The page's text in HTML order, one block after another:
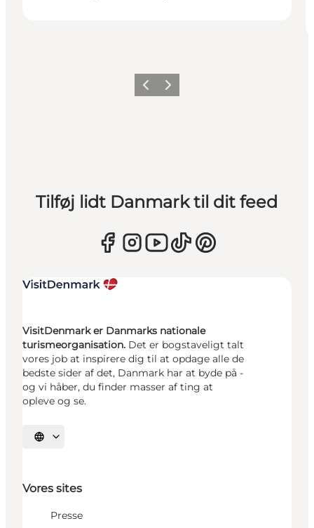
ForrigeNæste
Tilføj lidt Danmark til dit feed
VisitDenmark er Danmarks nationale
turismeorganisation. Det er bogstaveligt talt
vores job at inspirere dig til at opdage alle de
bedste sider af det, Danmark har at byde på -
og vi håber, du finder masser af ting at
opleve og se.
Vælg sprog
Vores sites
Presse